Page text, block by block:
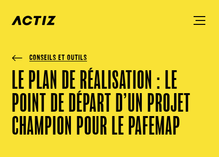
CONSEILS ET OUTILS
LE PLAN DE RÉALISATION : LE
POINT DE DÉPART D’UN PROJET
CHAMPION POUR LE PAFEMAP